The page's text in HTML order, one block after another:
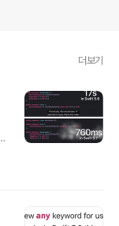
더보기